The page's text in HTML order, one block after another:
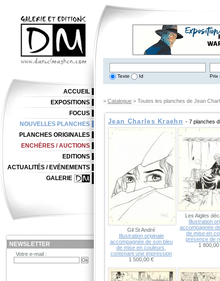
Texte Id Prix
> Catalogue > Toutes les planches de Jean
Jean Charles Kraehn - 7 planches
Gil St André
Illustration originale
accompagnée de son bleu
de mise en couleurs,
contenant une impression
1 500,00 €
Les Aigles
Illustration
accompagnée
de mise en
présence de
1 800,00
ACCUEIL
EXPOSITIONS
FOCUS
NOUVELLES PLANCHES
PLANCHES ORIGINALES
ENCHÈRES / AUCTIONS
EDITIONS
ACTUALITÉS / EVÉNEMENTS
GALERIE
NEWSLETTER
Votre e-mail :